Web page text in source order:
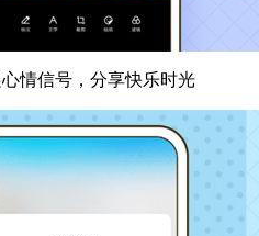
情信号，分享快乐时光